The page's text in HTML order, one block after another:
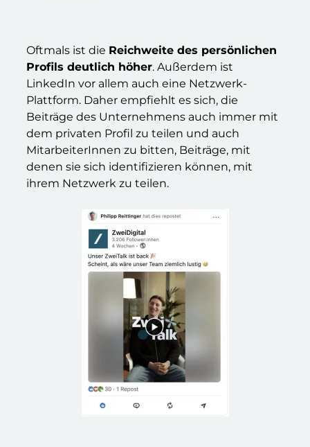
Oftmals ist die Reichweite des persönlichen
Profils deutlich höher. Außerdem ist
LinkedIn vor allem auch eine Netzwerk-
Plattform. Daher empfiehlt es sich, die
Beiträge des Unternehmens auch immer mit
dem privaten Profil zu teilen und auch
MitarbeiterInnen zu bitten, Beiträge, mit
denen sie sich identifizieren können, mit
ihrem Netzwerk zu teilen.